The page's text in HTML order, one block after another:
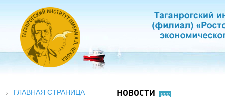
ГЛАВНАЯ СТРАНИЦА
НОВОСТИ все